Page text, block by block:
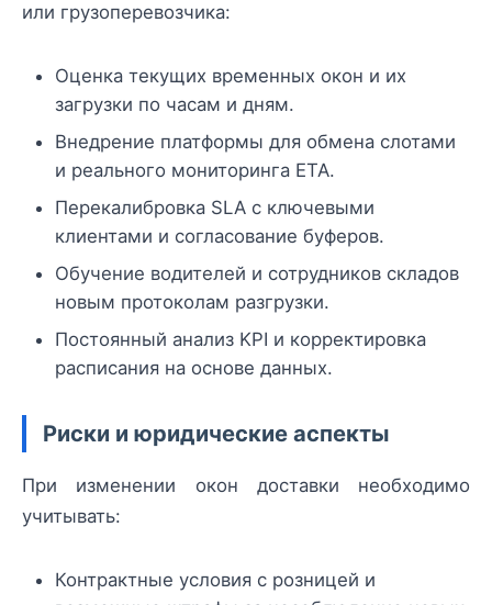
или грузоперевозчика:
Оценка текущих временных окон и их
загрузки по часам и дням.
Внедрение платформы для обмена слотами
и реального мониторинга ETA.
Перекалибровка SLA с ключевыми
клиентами и согласование буферов.
Обучение водителей и сотрудников складов
новым протоколам разгрузки.
Постоянный анализ KPI и корректировка
расписания на основе данных.
Риски и юридические аспекты
При изменении окон доставки необходимо
учитывать:
Контрактные условия с розницей и